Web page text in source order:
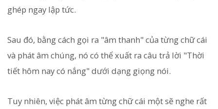
ghép ngay lập tức.
Sau đó, bằng cách gọi ra "âm thanh" của từng chữ cái
và phát âm chúng, nó có thể xuất ra câu trả lời "Thời
tiết hôm nay có nắng" dưới dạng giọng nói.
Tuy nhiên, việc phát âm từng chữ cái một sẽ nghe rất